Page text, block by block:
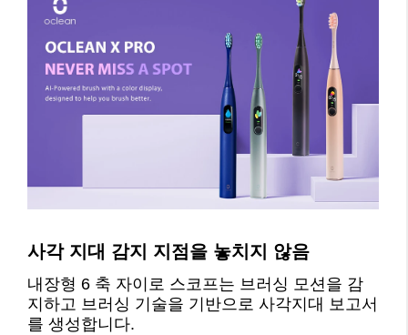
사각 지대 감지 지점을 놓치지 않음
내장형 6 축 자이로 스코프는 브러싱 모션을 감
지하고 브러싱 기술을 기반으로 사각지대 보고서
를 생성합니다.